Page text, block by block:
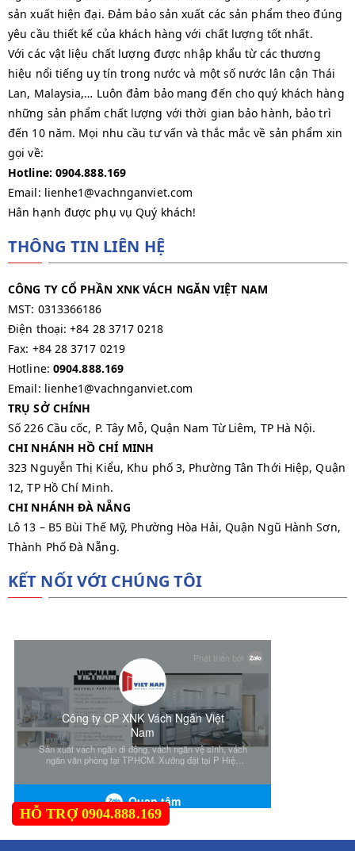
sản xuất hiện đại. Đảm bảo sản xuất các sản phẩm theo đúng
yêu cầu thiết kế của khách hàng với chất lượng tốt nhất.
Với các vật liệu chất lượng được nhập khẩu từ các thương
hiệu nổi tiếng uy tín trong nước và một số nước lân cận Thái
Lan, Malaysia,… Luôn đảm bảo mang đến cho quý khách hàng
những sản phẩm chất lượng với thời gian bảo hành, bảo trì
đến 10 năm. Mọi nhu cầu tư vấn và thắc mắc về sản phẩm xin
gọi về:
Hotline: 0904.888.169
Email: lienhe1@vachnganviet.com
Hân hạnh được phụ vụ Quý khách!
THÔNG TIN LIÊN HỆ
CÔNG TY CỔ PHẦN XNK VÁCH NGĂN VIỆT NAM
MST: 0313366186
Điện thoại: +84 28 3717 0218
Fax: +84 28 3717 0219
Hotline: 0904.888.169
Email: lienhe1@vachnganviet.com
TRỤ SỞ CHÍNH
Số 226 Cầu cốc, P. Tây Mỗ, Quận Nam Từ Liêm, TP Hà Nội.
CHI NHÁNH HỒ CHÍ MINH
323 Nguyễn Thị Kiểu, Khu phố 3, Phường Tân Thới Hiệp, Quận
12, TP Hồ Chí Minh.
CHI NHÁNH ĐÀ NẴNG
Lô 13 – B5 Bùi Thế Mỹ, Phường Hòa Hải, Quận Ngũ Hành Sơn,
Thành Phố Đà Nẵng.
KẾT NỐI VỚI CHÚNG TÔI
HỖ TRỢ 0904.888.169